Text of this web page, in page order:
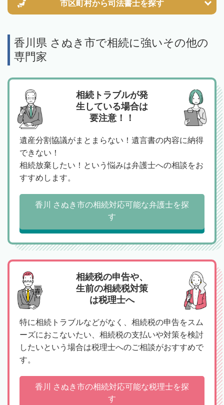
市区町村から司法書士を探す
香川県 さぬき市で相続に強いその他の
専門家
相続トラブルが発
生している場合は
要注意！！
遺産分割協議がまとまらない！遺言書の内容に納得
できない！
相続放棄したい！という悩みは弁護士への相談をお
すすめします。
香川 さぬき市の相続対応可能な弁護士を探
す
相続税の申告や、
生前の相続税対策
は税理士へ
特に相続トラブルなどがなく、相続税の申告をスム
ーズにおこないたい、相続税の支払いや対策を検討
したいという場合は税理士へのご相談がおすすめで
す。
香川 さぬき市の相続対応可能な税理士を探
す